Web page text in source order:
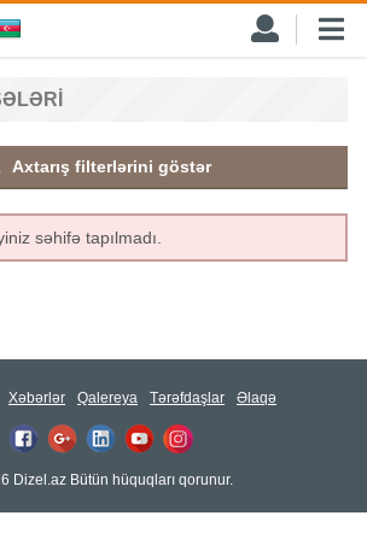
Axtarış filterlərini göstər
səhifə tapılmadı.
Xəbərlər Qalereya Tərəfdaşlar Əlaqə
Dizel.az Bütün hüquqları qorunur.